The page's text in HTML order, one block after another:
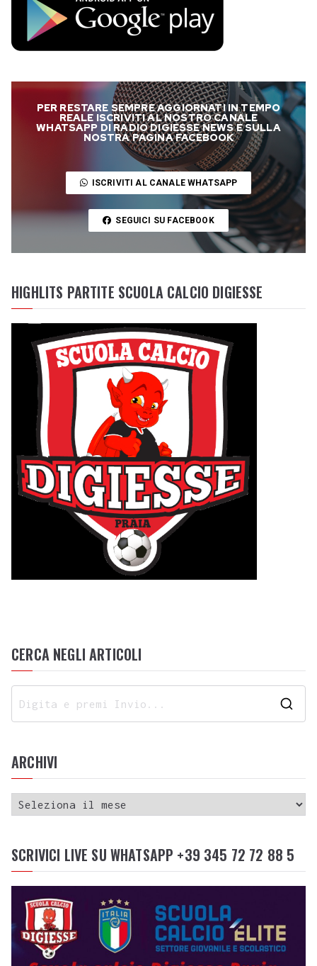
PER RESTARE SEMPRE AGGIORNATI IN TEMPO
REALE ISCRIVITI AL NOSTRO CANALE
WHATSAPP DI RADIO DIGIESSE NEWS E SULLA
NOSTRA PAGINA FACEBOOK
ISCRIVITI AL CANALE WHATSAPP
SEGUICI SU FACEBOOK
HIGHLITS PARTITE SCUOLA CALCIO DIGIESSE
CERCA NEGLI ARTICOLI
ARCHIVI
SCRIVICI LIVE SU WHATSAPP +39 345 72 72 88 5